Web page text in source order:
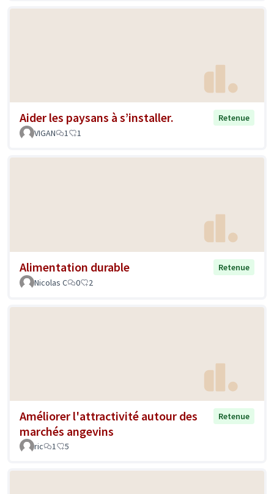
Aider les paysans à s’installer.
Retenue
VIGAN
1 1
Alimentation durable
Retenue
Nicolas C
0 2
Améliorer l'attractivité autour des
marchés angevins
Retenue
ric 1 5